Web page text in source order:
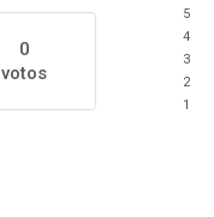
0
votos
5
4
3
2
1